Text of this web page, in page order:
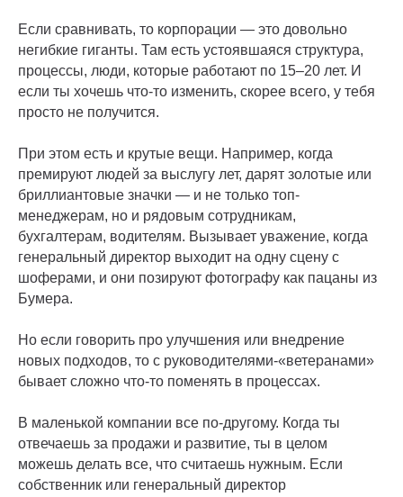
Если сравнивать, то корпорации — это довольно
негибкие гиганты. Там есть устоявшаяся структура,
процессы, люди, которые работают по 15–20 лет. И
если ты хочешь что-то изменить, скорее всего, у тебя
просто не получится.
При этом есть и крутые вещи. Например, когда
премируют людей за выслугу лет, дарят золотые или
бриллиантовые значки — и не только топ-
менеджерам, но и рядовым сотрудникам,
бухгалтерам, водителям. Вызывает уважение, когда
генеральный директор выходит на одну сцену с
шоферами, и они позируют фотографу как пацаны из
Бумера.
Но если говорить про улучшения или внедрение
новых подходов, то с руководителями-«ветеранами»
бывает сложно что-то поменять в процессах.
В маленькой компании все по-другому. Когда ты
отвечаешь за продажи и развитие, ты в целом
можешь делать все, что считаешь нужным. Если
собственник или генеральный директор